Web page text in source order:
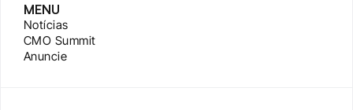
MENU
Notícias
CMO Summit
Anuncie